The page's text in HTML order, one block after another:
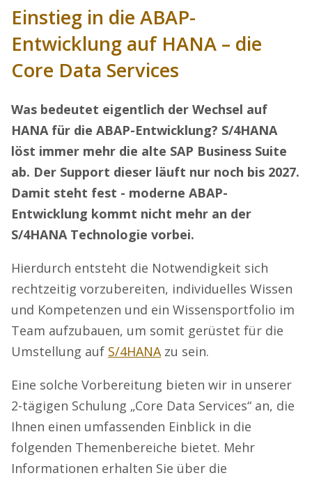
Einstieg in die ABAP-
Entwicklung auf HANA – die
Core Data Services
Was bedeutet eigentlich der Wechsel auf
HANA für die ABAP-Entwicklung? S/4HANA
löst immer mehr die alte SAP Business Suite
ab. Der Support dieser läuft nur noch bis 2027.
Damit steht fest - moderne ABAP-
Entwicklung kommt nicht mehr an der
S/4HANA Technologie vorbei.
Hierdurch entsteht die Notwendigkeit sich
rechtzeitig vorzubereiten, individuelles Wissen
und Kompetenzen und ein Wissensportfolio im
Team aufzubauen, um somit gerüstet für die
Umstellung auf S/4HANAzu sein.
Eine solche Vorbereitung bieten wir in unserer
2-tägigen Schulung „Core Data Services“ an, die
Ihnen einen umfassenden Einblick in die
folgenden Themenbereiche bietet. Mehr
Informationen erhalten Sie über die